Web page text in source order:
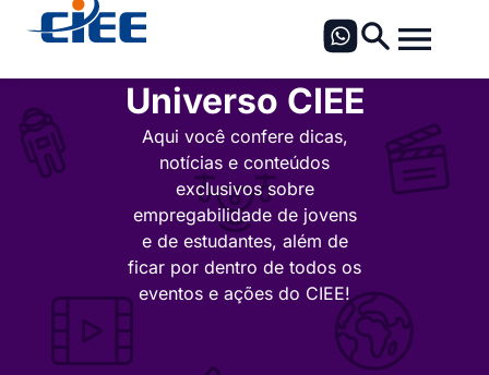
Universo CIEE
Aqui você confere dicas,
notícias e conteúdos
exclusivos sobre
empregabilidade de jovens
e de estudantes, além de
ficar por dentro de todos os
eventos e ações do CIEE!